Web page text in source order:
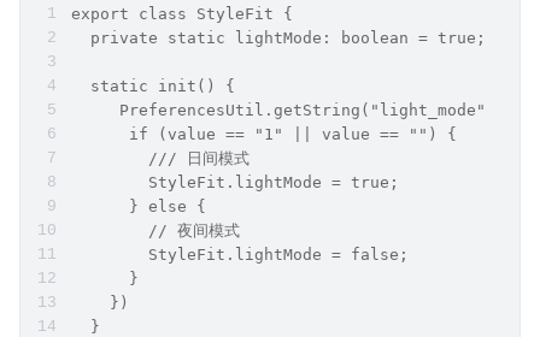
export class StyleFit {
private static lightMode: boolean = true; //
  static init() {
      if (value == "1" || value == "") {
        /// 日间模式
        StyleFit.lightMode = true;
      } else {
        // 夜间模式
        StyleFit.lightMode = false;
      }
    })
  }